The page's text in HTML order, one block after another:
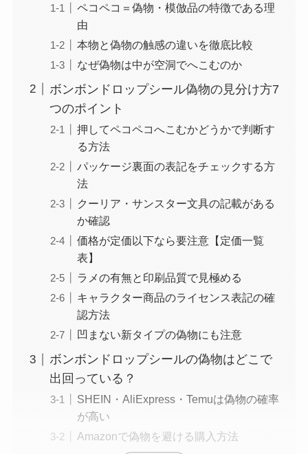
ペコペコ＝偽物・模倣品の特徴である理
由
本物と偽物の触感の違いを徹底比較
なぜ偽物は中が空洞でへこむのか
ボンボンドロップシール偽物の見分け方7
つのポイント
押してペコペコへこむかどうかで判断す
る方法
パッケージ裏面の表記をチェックする方
法
クーリア・サンスター文具の記載がある
か確認
価格が定価以下なら要注意【定価一覧
表】
ラメの有無と印刷品質で見極める
キャラクター商品のライセンス表記の確
認方法
凹まない新タイプの偽物にも注意
ボンボンドロップシールの偽物はどこで
出回っている？
SHEIN・AliExpress・Temuは偽物の確率
が高い
Amazonで偽物を避ける購入方法